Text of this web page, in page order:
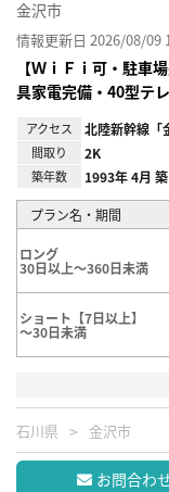
金沢市
情報更新日 2026/08/09
【ＷｉＦｉ可・駐車
具家電完備・40型テレ
アクセス 北陸新幹線「
間取り 2K
築年数 1993年 4月 築
プラン名・期間
ロング
30日以上～360日未満
ショート【7日以上】
～30日未満
石川県 金沢市
お問合わ